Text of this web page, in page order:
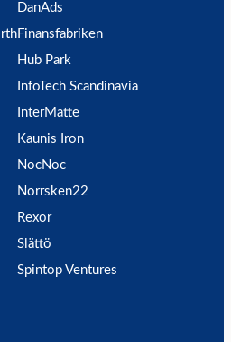
DanAds
Finansfabriken
Hub Park
InfoTech Scandinavia
InterMatte
Kaunis Iron
NocNoc
Norrsken22
Rexor
Slättö
Spintop Ventures